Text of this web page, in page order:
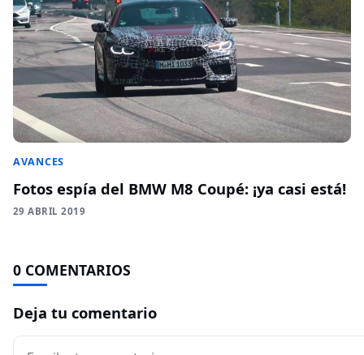
AVANCES
Fotos espía del BMW M8 Coupé: ¡ya casi está!
29 ABRIL 2019
0 COMENTARIOS
Deja tu comentario
Comentario